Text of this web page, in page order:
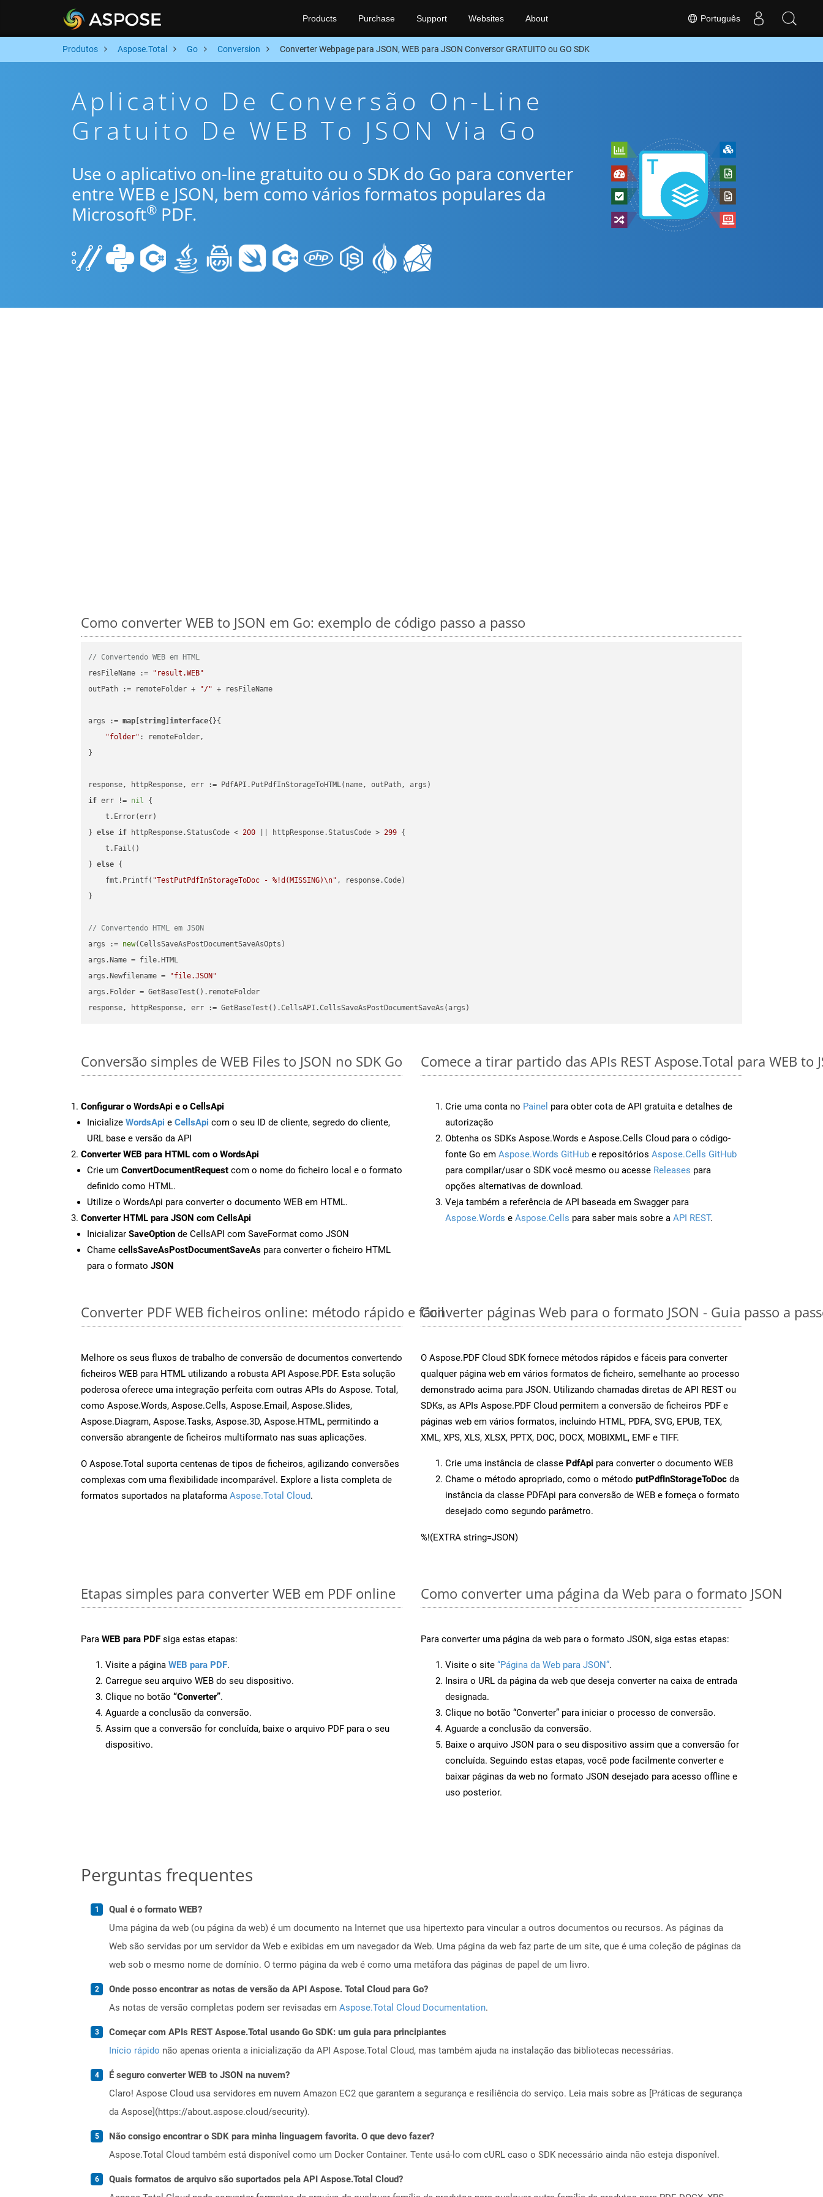
Português
Products Purchase Support Websites About
Produtos Aspose.Total Go Conversion Converter Webpage para JSON, WEB para JSON Conversor GRATUITO ou GO SDK
Aplicativo De Conversão On-Line
Gratuito De WEB To JSON Via Go
Use o aplicativo on-line gratuito ou o SDK do Go para converter
entre WEB e JSON, bem como vários formatos populares da
Microsoft® PDF.
Como converter WEB to JSON em Go: exemplo de código passo a passo
// Convertendo WEB em HTML
resFileName :=
"result.WEB"
outPath := remoteFolder +
"/" + resFileName
args := map string ]interface{}{
"folder" : remoteFolder,
}
if err != nil {
    t.Error(err)
} else if httpResponse.StatusCode < 200 || httpResponse.StatusCode > 299 {
    t.Fail()
} else {
    fmt.Printf(
"TestPutPdfInStorageToDoc - %!d(MISSING)\n" , response.Code)
}
// Convertendo HTML em JSON
args := new(CellsSaveAsPostDocumentSaveAsOpts)
args.Name = file.HTML
args.Newfilename =
"file.JSON"
args.Folder = GetBaseTest().remoteFolder
Conversão simples de WEB Files to JSON no SDK Go
Configurar o WordsApi e o CellsApi
Inicialize WordsApi e CellsApi com o seu ID de cliente, segredo do cliente,
URL base e versão da API
Converter WEB para HTML com o WordsApi
Crie um ConvertDocumentRequest com o nome do ficheiro local e o formato
definido como HTML.
Utilize o WordsApi para converter o documento WEB em HTML.
Converter HTML para JSON com CellsApi
Inicializar SaveOption de CellsAPI com SaveFormat como JSON
Chame cellsSaveAsPostDocumentSaveAs para converter o ficheiro HTML
para o formato JSON
Comece a tirar partido das APIs REST Aspose.Total para WEB to
Crie uma conta no Painel para obter cota de API gratuita e detalhes de
autorização
Obtenha os SDKs Aspose.Words e Aspose.Cells Cloud para o código-
fonte Go em Aspose.Words GitHub e repositórios Aspose.Cells GitHub
para compilar/usar o SDK você mesmo ou acesse Releases para
opções alternativas de download.
Veja também a referência de API baseada em Swagger para
Aspose.Words e Aspose.Cells para saber mais sobre a API REST.
Converter PDF WEB ficheiros online: método rápido e fácil
Melhore os seus fluxos de trabalho de conversão de documentos convertendo
ficheiros WEB para HTML utilizando a robusta API Aspose.PDF. Esta solução
poderosa oferece uma integração perfeita com outras APIs do Aspose. Total,
como Aspose.Words, Aspose.Cells, Aspose.Email, Aspose.Slides,
Aspose.Diagram, Aspose.Tasks, Aspose.3D, Aspose.HTML, permitindo a
conversão abrangente de ficheiros multiformato nas suas aplicações.
O Aspose.Total suporta centenas de tipos de ficheiros, agilizando conversões
complexas com uma flexibilidade incomparável. Explore a lista completa de
formatos suportados na plataforma Aspose.Total Cloud.
Converter páginas Web para o formato JSON - Guia passo a
O Aspose.PDF Cloud SDK fornece métodos rápidos e fáceis para converter
qualquer página web em vários formatos de ficheiro, semelhante ao processo
demonstrado acima para JSON. Utilizando chamadas diretas de API REST ou
SDKs, as APIs Aspose.PDF Cloud permitem a conversão de ficheiros PDF e
páginas web em vários formatos, incluindo HTML, PDFA, SVG, EPUB, TEX,
XML, XPS, XLS, XLSX, PPTX, DOC, DOCX, MOBIXML, EMF e TIFF.
Crie uma instância de classe PdfApi para converter o documento WEB
Chame o método apropriado, como o método putPdfInStorageToDoc da
instância da classe PDFApi para conversão de WEB e forneça o formato
desejado como segundo parâmetro.
%!(EXTRA string=JSON)
Etapas simples para converter WEB em PDF online
Para WEB para PDF siga estas etapas:
Visite a página WEB para PDF.
Carregue seu arquivo WEB do seu dispositivo.
Clique no botão “Converter”.
Aguarde a conclusão da conversão.
Assim que a conversão for concluída, baixe o arquivo PDF para o seu
dispositivo.
Como converter uma página da Web para o formato JSON
Para converter uma página da web para o formato JSON, siga estas etapas:
Visite o site “Página da Web para JSON”.
Insira o URL da página da web que deseja converter na caixa de entrada
designada.
Clique no botão “Converter” para iniciar o processo de conversão.
Aguarde a conclusão da conversão.
Baixe o arquivo JSON para o seu dispositivo assim que a conversão for
concluída. Seguindo estas etapas, você pode facilmente converter e
baixar páginas da web no formato JSON desejado para acesso offline e
uso posterior.
Perguntas frequentes
Qual é o formato WEB?
Uma página da web (ou página da web) é um documento na Internet que usa hipertexto para vincular a outros documentos ou recursos. As páginas da
Web são servidas por um servidor da Web e exibidas em um navegador da Web. Uma página da web faz parte de um site, que é uma coleção de páginas da
web sob o mesmo nome de domínio. O termo página da web é como uma metáfora das páginas de papel de um livro.
Onde posso encontrar as notas de versão da API Aspose. Total Cloud para Go?
As notas de versão completas podem ser revisadas em Aspose.Total Cloud Documentation.
Começar com APIs REST Aspose.Total usando Go SDK: um guia para principiantes
Início rápido não apenas orienta a inicialização da API Aspose.Total Cloud, mas também ajuda na instalação das bibliotecas necessárias.
É seguro converter WEB to JSON na nuvem?
Claro! Aspose Cloud usa servidores em nuvem Amazon EC2 que garantem a segurança e resiliência do serviço. Leia mais sobre as [Práticas de segurança
da Aspose](https://about.aspose.cloud/security).
Não consigo encontrar o SDK para minha linguagem favorita. O que devo fazer?
Aspose.Total Cloud também está disponível como um Docker Container. Tente usá-lo com cURL caso o SDK necessário ainda não esteja disponível.
Quais formatos de arquivo são suportados pela API Aspose.Total Cloud?